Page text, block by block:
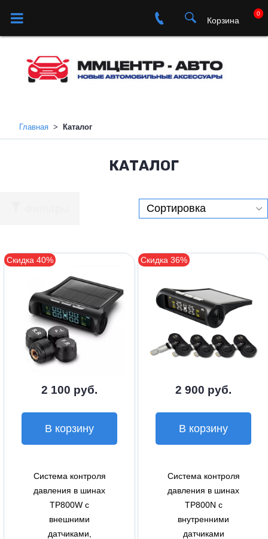
Корзина
0
Главная Каталог
КАТАЛОГ
Скидка 40%
2 100 руб.
В корзину
Система контроля
давления в шинах
TP800W с
внешними
датчиками,
Скидка 36%
2 900 руб.
В корзину
Система контроля
давления в шинах
TP800N с
внутренними
датчиками